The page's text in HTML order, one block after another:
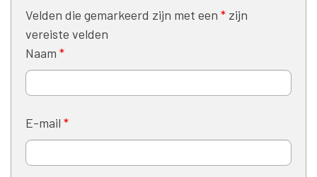
Velden die gemarkeerd zijn met een * zijn
vereiste velden
Naam *
E-mail *